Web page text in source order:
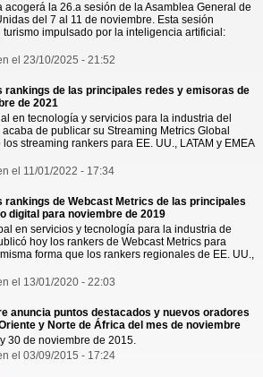
acogerá la 26.a sesión de la Asamblea General de
del 7 al 11 de noviembre. Esta sesión
turismo impulsado por la inteligencia artificial:
el 23/10/2025 - 21:52
rankings de las principales redes y emisoras de
de 2021
en tecnología y servicios para la industria del
de publicar su Streaming Metrics Global
streaming rankers para EE. UU., LATAM y EMEA
el 11/01/2022 - 17:34
rankings de Webcast Metrics de las principales
digital para noviembre de 2019
en servicios y tecnología para la industria de
hoy los rankers de Webcast Metrics para
forma que los rankers regionales de EE. UU.,
el 13/01/2020 - 22:03
anuncia puntos destacados y nuevos oradores
y Norte de África del mes de noviembre
30 de noviembre de 2015.
el 03/09/2015 - 17:24